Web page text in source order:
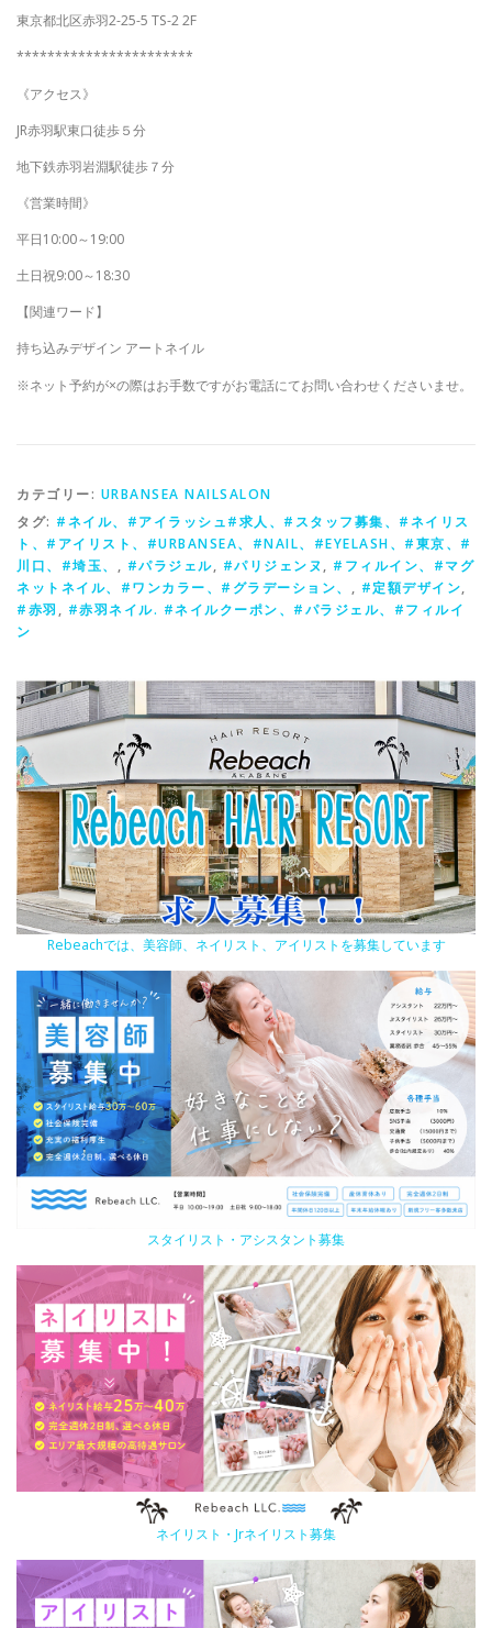
東京都北区赤羽2-25-5 TS-2 2F
***********************
《アクセス》
JR赤羽駅東口徒歩５分
地下鉄赤羽岩淵駅徒歩７分
《営業時間》
平日10:00～19:00
土日祝9:00～18:30
【関連ワード】
持ち込みデザイン アートネイル
※ネット予約が×の際はお手数ですがお電話にてお問い合わせくださいませ。
カテゴリー: URBANSEA NAILSALON
タグ: #ネイル、#アイラッシュ#求人、#スタッフ募集、#ネイリス
ト、#アイリスト、#URBANSEA、#NAIL、#EYELASH、#東京、#
川口、#埼玉、 , #パラジェル, #パリジェンヌ , #フィルイン、#マグ
ネットネイル、#ワンカラー、#グラデーション、 , #定額デザイン,
#赤羽 , #赤羽ネイル. #ネイルクーポン、#パラジェル、#フィルイ
ン
Rebeachでは、美容師、ネイリスト、アイリストを募集しています
スタイリスト・アシスタント募集
ネイリスト・Jrネイリスト募集